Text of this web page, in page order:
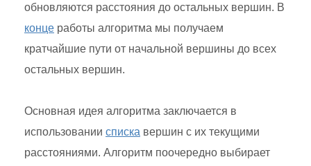
обновляются расстояния до остальных вершин. В
конце работы алгоритма мы получаем
кратчайшие пути от начальной вершины до всех
остальных вершин.
Основная идея алгоритма заключается в
использовании списка вершин с их текущими
расстояниями. Алгоритм поочередно выбирает